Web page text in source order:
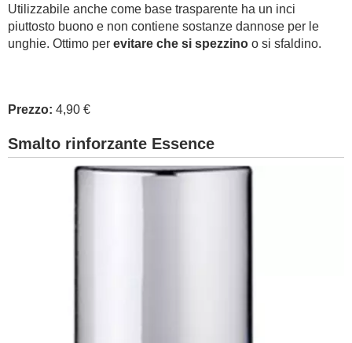
Utilizzabile anche come base trasparente ha un inci
piuttosto buono e non contiene sostanze dannose per le
unghie. Ottimo per evitare che si spezzino o si sfaldino.
Prezzo: 4,90 €
Smalto rinforzante Essence